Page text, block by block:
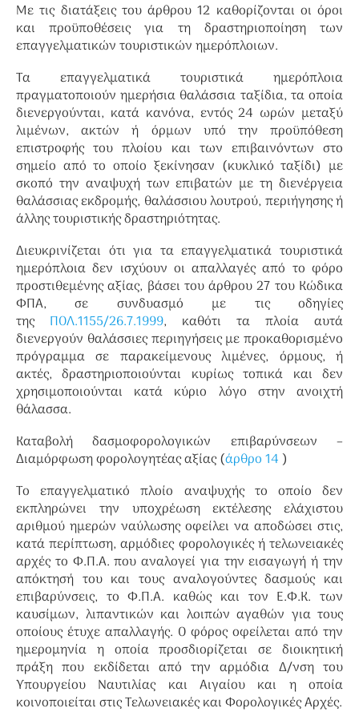
Με τις διατάξεις του άρθρου 12 καθορίζονται οι όροι
και προϋποθέσεις για τη δραστηριοποίηση των
επαγγελματικών τουριστικών ημερόπλοιων.
Τα επαγγελματικά τουριστικά ημερόπλοια
πραγματοποιούν ημερήσια θαλάσσια ταξίδια, τα οποία
διενεργούνται, κατά κανόνα, εντός 24 ωρών μεταξύ
λιμένων, ακτών ή όρμων υπό την προϋπόθεση
επιστροφής του πλοίου και των επιβαινόντων στο
σημείο από το οποίο ξεκίνησαν (κυκλικό ταξίδι) με
σκοπό την αναψυχή των επιβατών με τη διενέργεια
θαλάσσιας εκδρομής, θαλάσσιου λουτρού, περιήγησης ή
άλλης τουριστικής δραστηριότητας.
Διευκρινίζεται ότι για τα επαγγελματικά τουριστικά
ημερόπλοια δεν ισχύουν οι απαλλαγές από το φόρο
προστιθεμένης αξίας, βάσει του άρθρου 27 του Κώδικα
ΦΠΑ, σε συνδυασμό με τις οδηγίες
της ΠΟΛ.1155/26.7.1999, καθότι τα πλοία αυτά
διενεργούν θαλάσσιες περιηγήσεις με προκαθορισμένο
πρόγραμμα σε παρακείμενους λιμένες, όρμους, ή
ακτές, δραστηριοποιούνται κυρίως τοπικά και δεν
χρησιμοποιούνται κατά κύριο λόγο στην ανοιχτή
θάλασσα.
Καταβολή δασμοφορολογικών επιβαρύνσεων –
Διαμόρφωση φορολογητέας αξίας (άρθρο 14)
Το επαγγελματικό πλοίο αναψυχής το οποίο δεν
εκπληρώνει την υποχρέωση εκτέλεσης ελάχιστου
αριθμού ημερών ναύλωσης οφείλει να αποδώσει στις,
κατά περίπτωση, αρμόδιες φορολογικές ή τελωνειακές
αρχές το Φ.Π.Α. που αναλογεί για την εισαγωγή ή την
απόκτησή του και τους αναλογούντες δασμούς και
επιβαρύνσεις, το Φ.Π.Α. καθώς και τον Ε.Φ.Κ. των
καυσίμων, λιπαντικών και λοιπών αγαθών για τους
οποίους έτυχε απαλλαγής. Ο φόρος οφείλεται από την
ημερομηνία η οποία προσδιορίζεται σε διοικητική
πράξη που εκδίδεται από την αρμόδια Δ/νση του
Υπουργείου Ναυτιλίας και Αιγαίου και η οποία
κοινοποιείται στις Τελωνειακές και Φορολογικές Αρχές.